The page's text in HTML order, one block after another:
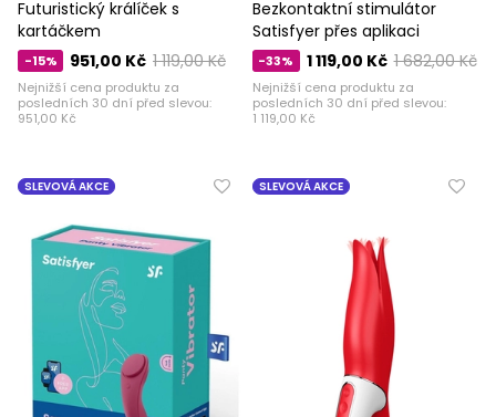
Futuristický králíček s
kartáčkem
-15% 1 119,00 Kč
951,00 Kč
Nejnižší cena produktu za
posledních 30 dní před slevou:
951,00 Kč
Bezkontaktní stimulátor
Satisfyer přes aplikaci
-33% 1 682,00 Kč
1 119,00 Kč
Nejnižší cena produktu za
posledních 30 dní před slevou:
1 119,00 Kč
SLEVOVÁ AKCE SLEVOVÁ AKCE